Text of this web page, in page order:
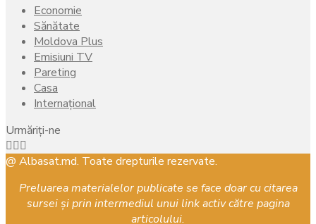
Economie
Sănătate
Moldova Plus
Emisiuni TV
Pareting
Casa
Internațional
Urmăriți-ne
Facebook
Instagram
@ Albasat.md. Toate drepturile rezervate.
Preluarea materialelor publicate se face doar cu citarea
sursei și prin intermediul unui link activ către pagina
articolului.